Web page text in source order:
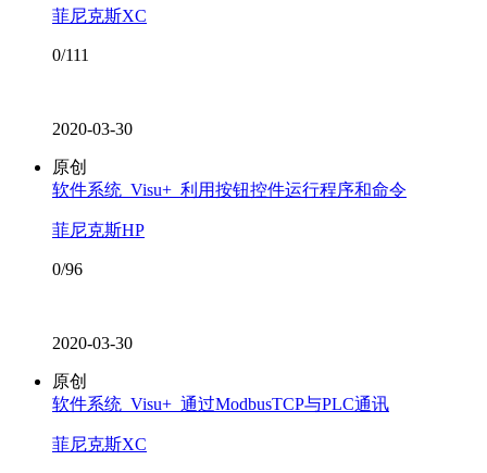
菲尼克斯XC
0/111
2020-03-30
原创
软件系统_Visu+_利用按钮控件运行程序和命令
菲尼克斯HP
0/96
2020-03-30
原创
软件系统_Visu+_通过ModbusTCP与PLC通讯
菲尼克斯XC